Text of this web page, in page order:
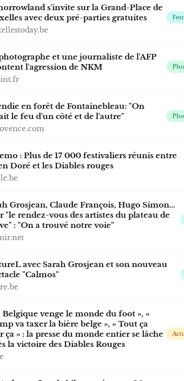
s'invite sur la Grand-Place de
avec deux pré-parties gratuites
et une journaliste de l'AFP
l'agression de NKM
en forêt de Fontainebleau: "On
le feu d'un côté et de l'autre"
: Plus de 17 000 festivaliers réunis entre
Doré et les Diables rouges
Grosjean, Claude François, Hugo Simon…
"le rendez-vous des artistes du plateau de
: "On a trouvé notre voie"
avec Sarah Grosjean et son nouveau
"Calmos"
Belgique venge le monde du foot », «
va taxer la bière belge », « Tout ça
ça » : la presse du monde entier se lâche
la victoire des Diables Rouges